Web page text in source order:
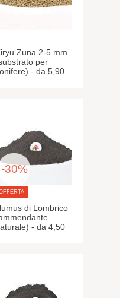
Zuna 2-5 mm
per
- da 5,90
-30%
di Lombrico
- da 4,50